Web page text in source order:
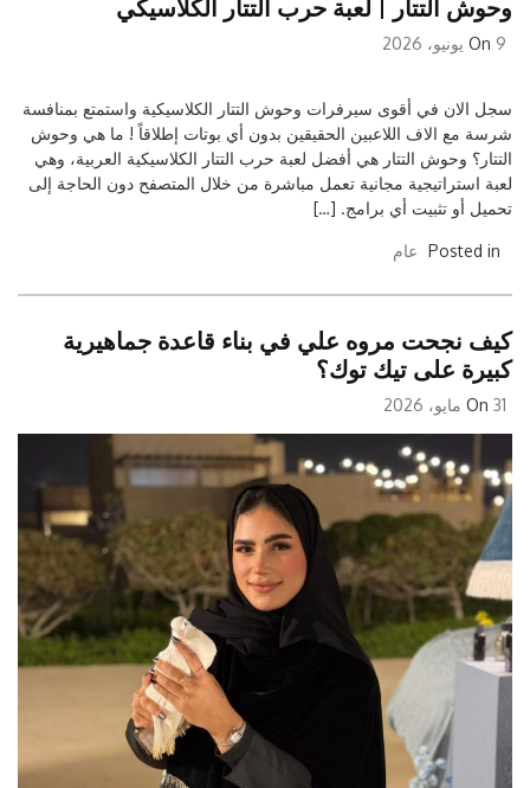
وحوش التتار | لعبة حرب التتار الكلاسيكي
On 9 يونيو، 2026
سجل الان في أقوى سيرفرات وحوش التتار الكلاسيكية واستمتع بمنافسة
شرسة مع الاف اللاعبين الحقيقين بدون أي بوتات إطلاقاً ! ما هي وحوش
التتار؟ وحوش التتار هي أفضل لعبة حرب التتار الكلاسيكية العربية، وهي
لعبة استراتيجية مجانية تعمل مباشرة من خلال المتصفح دون الحاجة إلى
تحميل أو تثبيت أي برامج. […]
Posted in عام
كيف نجحت مروه علي في بناء قاعدة جماهيرية
كبيرة على تيك توك؟
On 31 مايو، 2026